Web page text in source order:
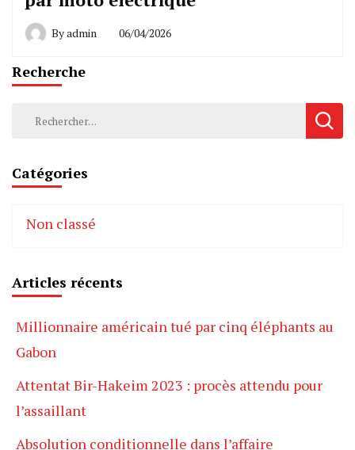
Byadmin 06/04/2026
Recherche
Rechercher :
Catégories
Non classé
Articles récents
Millionnaire américain tué par cinq éléphants au
Gabon
Attentat Bir-Hakeim 2023 : procès attendu pour
l’assaillant
Absolution conditionnelle dans l’affaire